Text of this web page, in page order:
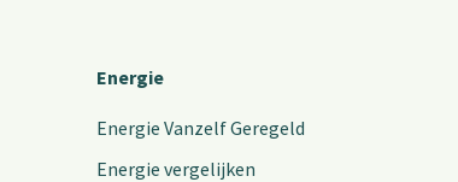
Energie
Energie Vanzelf Geregeld
Energie vergelijken